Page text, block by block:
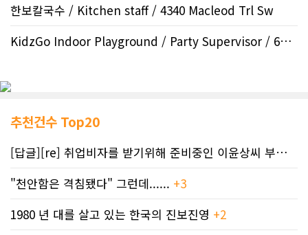
한보칼국수 / Kitchen staff / 4340 Macleod Trl Sw
KidzGo Indoor Playground / Party Supervisor / 688 Herit..
추천건수 Top20
[답글][re] 취업비자를 받기위해 준비중인 이윤상씨 부부께 드리는 편지
"천안함은 격침됐다" 그런데...... +3
1980 년 대를 살고 있는 한국의 진보진영 +2